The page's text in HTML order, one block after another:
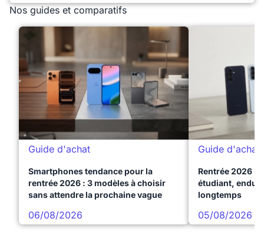
Nos guides et comparatifs
Guide d'achat
Smartphones tendance pour la
rentrée 2026 : 3 modèles à choisir
sans attendre la prochaine vague
06/08/2026
Guide d'achat
Rentrée 2026 :
étudiant,
longtemps
05/08/2026